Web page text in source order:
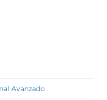
Avanzado